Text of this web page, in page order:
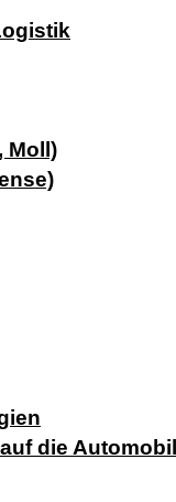
Moll)
die